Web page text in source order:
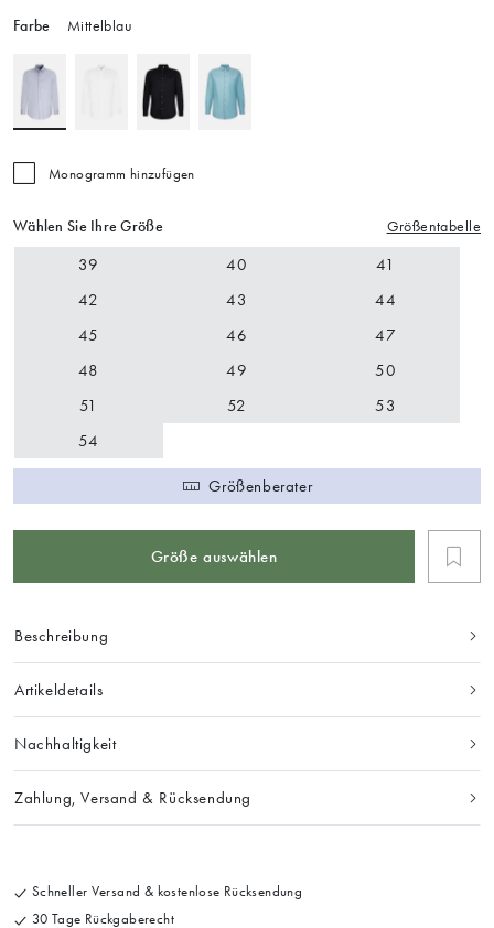
Farbe Mittelblau
Monogramm hinzufügen
Wählen Sie Ihre Größe Größentabelle
39 40
41
42
43
44
45
46
47
48
49
50
51
52
53
54
Größenberater
Größe auswählen
Beschreibung
Artikeldetails
Nachhaltigkeit
Zahlung, Versand & Rücksendung
Schneller Versand & kostenlose Rücksendung
30 Tage Rückgaberecht